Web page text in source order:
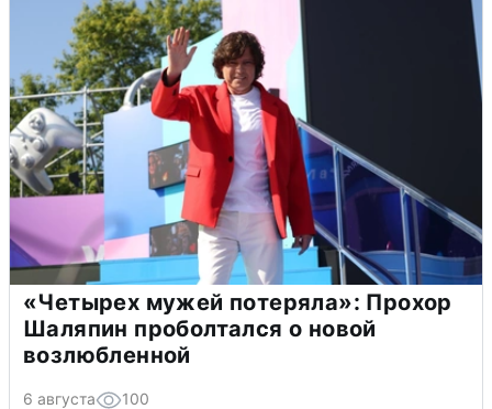
«Четырех мужей потеряла»: Прохор
Шаляпин проболтался о новой
возлюбленной
6 августа 100